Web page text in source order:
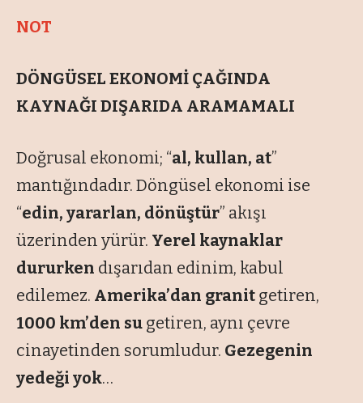
NOT
DÖNGÜSEL EKONOMİ ÇAĞINDA
KAYNAĞI DIŞARIDA ARAMAMALI
Doğrusal ekonomi; “al, kullan, at”
mantığındadır. Döngüsel ekonomi ise
“edin, yararlan, dönüştür” akışı
üzerinden yürür. Yerel kaynaklar
dururken dışarıdan edinim, kabul
edilemez. Amerika’dan granit getiren,
1000 km’den su getiren, aynı çevre
cinayetinden sorumludur. Gezegenin
yedeği yok…